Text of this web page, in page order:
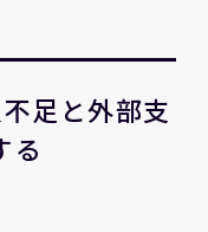
足と外部支
る